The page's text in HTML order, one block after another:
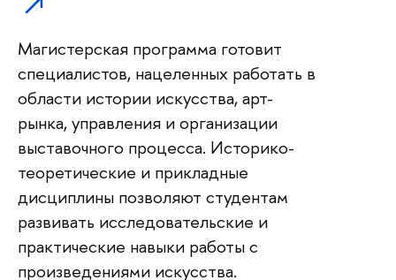
Магистерская программа готовит
специалистов, нацеленных работать в
области истории искусства, арт-
рынка, управления и организации
выставочного процесса. Историко-
теоретические и прикладные
дисциплины позволяют студентам
развивать исследовательские и
практические навыки работы с
произведениями искусства.